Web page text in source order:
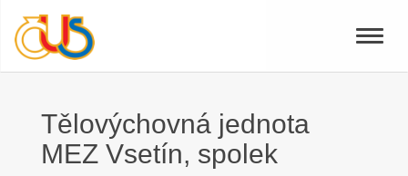
Toggle
Tělovýchovná jednota
MEZ Vsetín, spolek